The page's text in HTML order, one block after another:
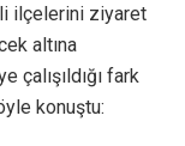
ilçelerini ziyaret
altına
çalışıldığı fark
konuştu: